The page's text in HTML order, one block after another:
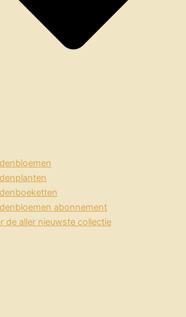
abonnement
de aller nieuwste collectie